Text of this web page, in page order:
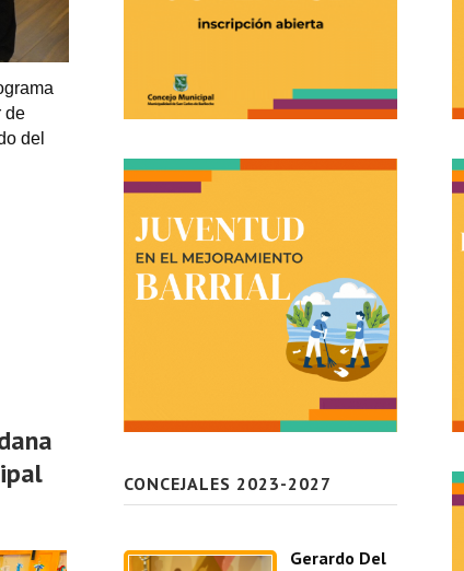
de
del
CONCEJALES 2023-2027
Gerardo Del